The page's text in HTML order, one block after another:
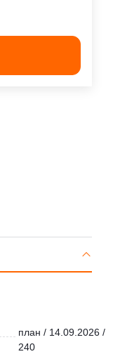
план / 14.09.2026 /
240